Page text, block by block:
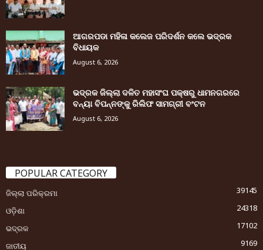
ଆଗରପଡା ମହିଳା କଲେଜ ପରିଦର୍ଶନ କଲେ ଭଦ୍ରକ
ବିଧାୟକ
August 6, 2026
ଭଦ୍ରକ ଜିଲ୍ଲା ଦଳିତ ମହାସଂଘ ପକ୍ଷରୁ ଧାମନଗରରେ
ବନ୍ୟା ବିପନ୍ନଙ୍କୁ ରିଲିଫ ସାମଗ୍ରୀ ବଂଟନ
August 6, 2026
POPULAR CATEGORY
ଜିଲ୍ଲା ପରିକ୍ରମା
39145
ଓଡ଼ିଶା
24318
ଭଦ୍ରକ
17102
ଜାତୀୟ
9169